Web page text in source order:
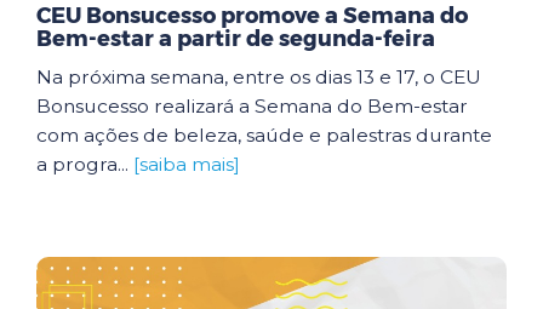
CEU Bonsucesso promove a Semana do
Bem-estar a partir de segunda-feira
Na próxima semana, entre os dias 13 e 17, o CEU
Bonsucesso realizará a Semana do Bem-estar
com ações de beleza, saúde e palestras durante
a progra... [saiba mais]